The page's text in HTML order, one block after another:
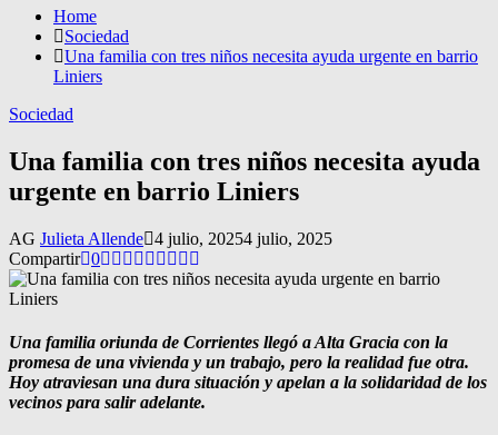
Home
Sociedad
Una familia con tres niños necesita ayuda urgente en barrio
Liniers
Sociedad
Una familia con tres niños necesita ayuda
urgente en barrio Liniers
AG Julieta Allende 4 julio, 20254 julio, 2025
Compartir 0
Una familia oriunda de Corrientes llegó a Alta Gracia con la
promesa de una vivienda y un trabajo, pero la realidad fue otra.
Hoy atraviesan una dura situación y apelan a la solidaridad de los
vecinos para salir adelante.